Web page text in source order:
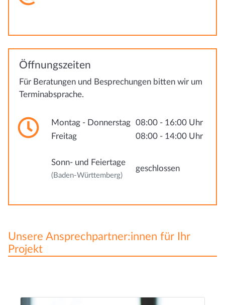
Öffnungszeiten
Für Beratungen und Besprechungen bitten wir um
Terminabsprache.
Montag - Donnerstag
08:00 - 16:00 Uhr
Freitag
08:00 - 14:00 Uhr
Sonn- und Feiertage
(Baden-Württemberg)
geschlossen
Unsere Ansprechpartner:innen für Ihr
Projekt